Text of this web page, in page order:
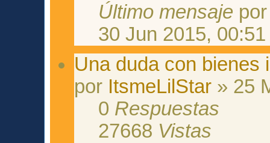
Último mensaje
30 Jun 2015, 00:51
Una duda con bienes
por ItsmeLilStar » 25
0 Respuestas
27668 Vistas